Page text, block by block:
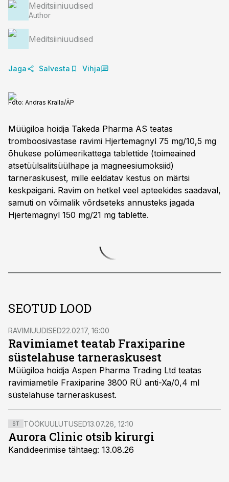
Meditsiiniuudised
Author
Meditsiiniuudised
Jaga Salvesta Vihja
Foto: Andras Kralla/ÄP
Müügiloa hoidja Takeda Pharma AS teatas
tromboosivastase ravimi Hjertemagnyl 75 mg/10,5 mg
õhukese polümeerikattega tablettide (toimeained
atsetüülsalitsüülhape ja magneesiumoksiid)
tarneraskusest, mille eeldatav kestus on märtsi
keskpaigani. Ravim on hetkel veel apteekides saadaval,
samuti on võimalik võrdseteks annusteks jagada
Hjertemagnyl 150 mg/21 mg tablette.
SEOTUD LOOD
RAVIMIUUDISED22.02.17, 16:00
Ravimiamet teatab Fraxiparine
süstelahuse tarneraskusest
Müügiloa hoidja Aspen Pharma Trading Ltd teatas
ravimiametile Fraxiparine 3800 RÜ anti-Xa/0,4 ml
süstelahuse tarneraskusest.
ST TÖÖKUULUTUSED13.07.26, 12:10
Aurora Clinic otsib kirurgi
Kandideerimise tähtaeg: 13.08.26